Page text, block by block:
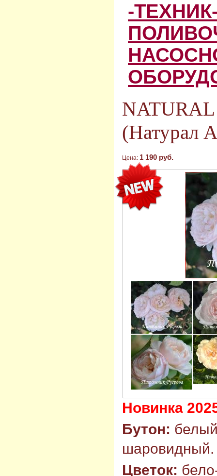
-
(Натурал
Цена: 1 190 руб.
Новинка
Бутон:
шаровидный.
Цветок: